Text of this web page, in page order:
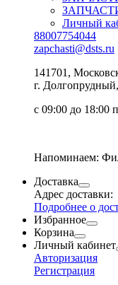
Личный
88007754044
zapchasti@dsts.ru
141701,
г.
с 09:00 до 18:00
Напоминаем:
Доставка
Адрес доставки:
Подробнее о
Избранное
Корзина
Личный кабинет
Авторизация
Регистрация